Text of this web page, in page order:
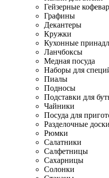
Гейзерные
Графины
Декантеры
Кружки
Кухонные
Ланчбоксы
Медная посуда
Наборы для
Пиалы
Подносы
Подставки для
Чайники
Посуда для
Разделочные доски
Рюмки
Салатники
Салфетницы
Сахарницы
Солонки